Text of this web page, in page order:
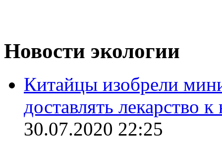
Новости экологии
Китайцы изобрели
доставлять лекарство
30.07.2020 22:25